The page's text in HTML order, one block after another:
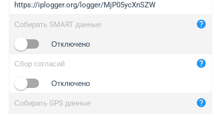
iplogger.com
maper.info
2no.co
yip.su
iplogger.info
https://iplogger.org/logger/MjP05ycXnSZW
Собирать SMART данные
Отключено
Сбор согласий
Отключено
Собирать GPS данные